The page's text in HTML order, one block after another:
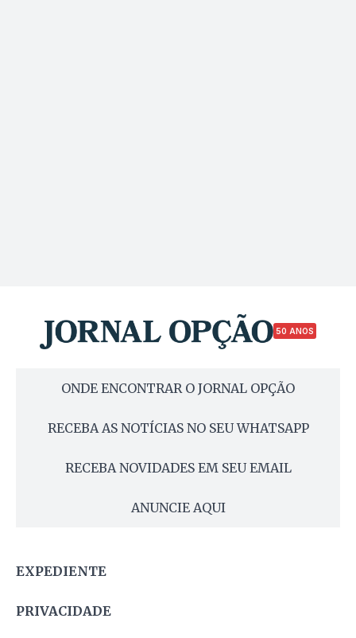
50 ANOS
ONDE ENCONTRAR O JORNAL OPÇÃO
RECEBA AS NOTÍCIAS NO SEU WHATSAPP
RECEBA NOVIDADES EM SEU EMAIL
ANUNCIE AQUI
EXPEDIENTE
PRIVACIDADE